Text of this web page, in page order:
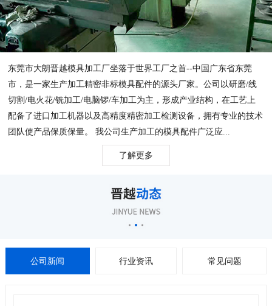
东莞市大朗晋越模具加工厂坐落于世界工厂之首--中国广东省东莞
市，是一家生产加工精密非标模具配件的源头厂家。公司以研磨/线
切割/电火花/铣加工/电脑锣/车加工为主，形成产业结构，在工艺上
配备了进口加工机器以及高精度精密加工检测设备，拥有专业的技术
团队使产品保质保量。 我公司生产加工的模具配件广泛应...
了解更多
公司新闻 行业资讯 常见问题